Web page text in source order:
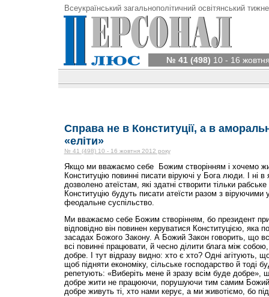
Всеукраїнський загальнополітичний освітянський
№ 41 (498) 10 - 16
Справа не в Конституції, а в
«еліти»
№ 41 (498) 10 - 16 жовтня 2012 року
Якщо ми вважаємо себе Божим створінням і хочемо
Конституцію повинні писати віруючі у Бога люди. І ні
дозволено атеїстам, які здатні створити тільки
Конституцію будуть писати атеїсти разом з
феодальне суспільство.
Ми вважаємо себе Божим створінням, бо президент
відповідно він повинен керуватися Конституцією, яка
засадах Божого Закону. А Божий Закон говорить, що
всі повинні працювати, й чесно ділити блага між
добре. І тут відразу видно: хто є хто? Одні агітують,
щоб підняти економіку, сільське господарство й тоді
репетують: «Виберіть мене й зразу всім буде
добре жити не працюючи, порушуючи тим самим Божий
добре живуть ті, хто нами керує, а ми животіємо, бо